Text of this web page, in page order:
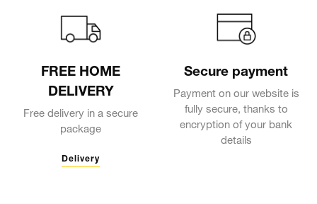
FREE HOME
DELIVERY
Free delivery in a secure
package
Delivery
Secure payment
Payment on our website is
fully secure, thanks to
encryption of your bank
details